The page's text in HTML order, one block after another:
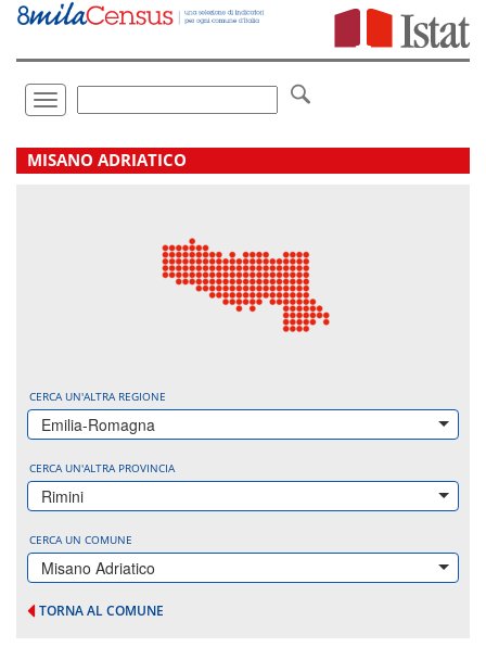
Vai
direttamente
Toggle
navigation
.
MISANO ADRIATICO
CERCA UN'ALTRA REGIONE
Emilia-Romagna
CERCA UN'ALTRA PROVINCIA
Rimini
CERCA UN COMUNE
Misano Adriatico
TORNA AL COMUNE